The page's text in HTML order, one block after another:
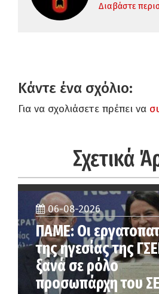
Διαβάστε
Κάντε ένα σχόλιο:
Για να σχολιάσετε πρέπει να
Σχετικά
06-08-2026
ΠΑΜΕ: Οι
της ηγεσίας της
ξανά σε ρόλο
προσωπάρχη του